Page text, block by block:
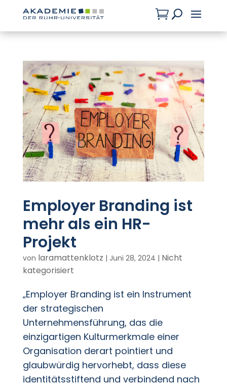
U

Employer Branding ist
mehr als ein HR-
Projekt
von laramattenklotz | Juni 28, 2024 | Nicht
kategorisiert
„Employer Branding ist ein Instrument
der strategischen
Unternehmensführung, das die
einzigartigen Kulturmerkmale einer
Organisation derart pointiert und
glaubwürdig hervorhebt, dass diese
identitätsstiftend und verbindend nach